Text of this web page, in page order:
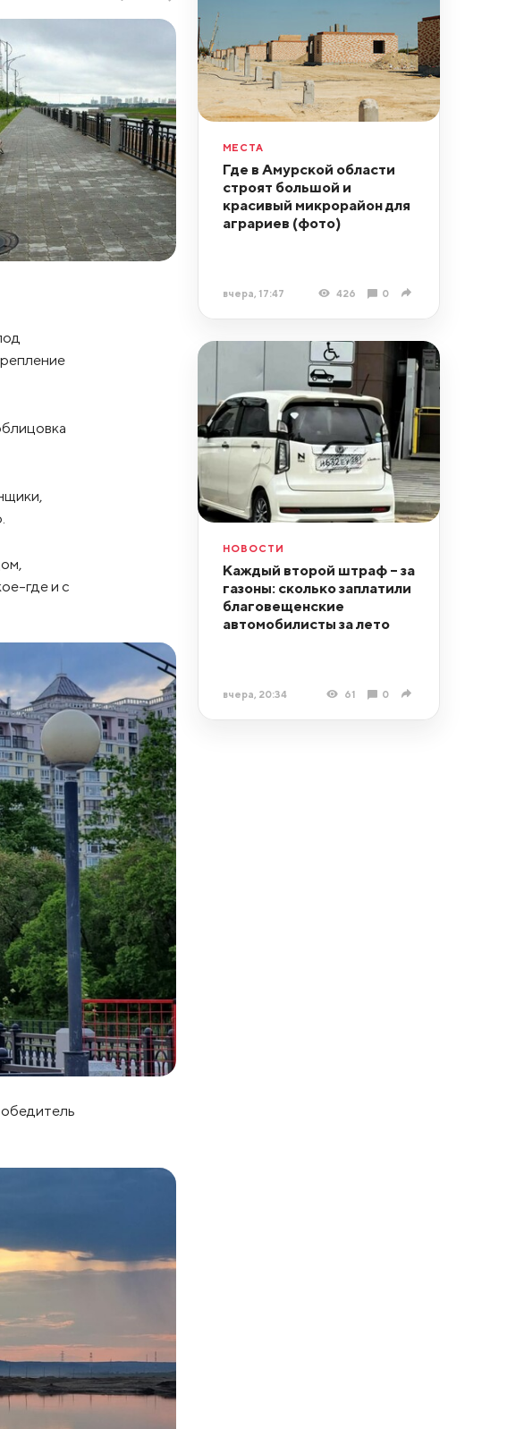
где и с
МЕСТА
Где в Амурской области
строят большой и
красивый микрорайон для
аграриев (фото)
вчера, 17:47 426 0
НОВОСТИ
Каждый второй штраф – за
газоны: сколько заплатили
благовещенские
автомобилисты за лето
вчера, 20:34 61 0